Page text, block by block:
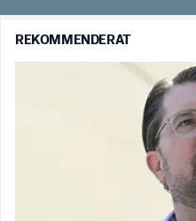
REKOMMENDERAT